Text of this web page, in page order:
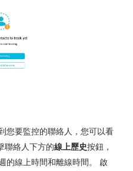
您要監控的聯絡人，您可以看
聯絡人下方的線上歷史按鈕，
的線上時間和離線時間。 啟